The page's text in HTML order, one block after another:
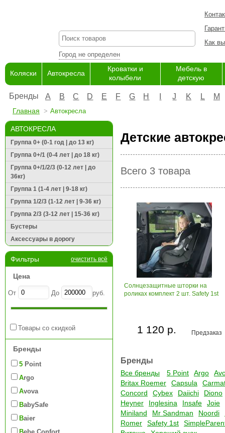
Город не определен
Как
Коляски Автокресла
Кроватки и
колыбели
Мебель в
детскую
Бренды A B C D E F G H J K L M
Главная Автокресла
АВТОКРЕСЛА
Группа 0+ (0-1 год | до 13 кг)
Группа 0+/1 (0-4 лет | до 18 кг)
Группа 0+/1/2/3 (0-12 лет | до
36кг)
Группа 1 (1-4 лет | 9-18 кг)
Группа 1/2/3 (1-12 лет | 9-36 кг)
Группа 2/3 (3-12 лет | 15-36 кг)
Бустеры
Аксессуары в дорогу
Фильтры очистить всё
Цена
От До руб.
Товары со скидкой
Бренды
5 Point
Argo
Avova
BabySafe
Baier
Детские
Всего 3 товара
Солнцезащитные шторки на
роликах комплект 2 шт. Safety 1st
Предзаказ
1 120 р.
Бренды
Все бренды 5 Point Argo
Britax Roemer
Capsula
Concord
Cybex Daiichi
Diono
Heyner
Inglesina Insafe
Joie
Miniland
Mr Sandman Noordi
Romer
Safety 1st